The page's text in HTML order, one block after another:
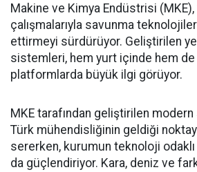
Makine ve Kimya Endüstrisi
çalışmalarıyla savunma
ettirmeyi sürdürüyor. Geliştirilen
sistemleri, hem yurt içinde hem de
platformlarda büyük ilgi görüyor.
MKE tarafından geliştirilen
Türk mühendisliğinin geldiği
sererken, kurumun teknoloji
da güçlendiriyor. Kara, deniz ve